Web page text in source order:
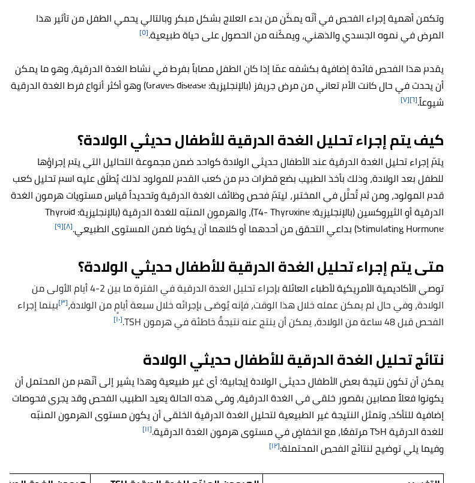
وتكمن أهمية إجراء الفحص في أنّه يمكّن من بدء العلاج بشكل مبكر وبالتالي يحمي الطفل من تأثير هذا
المرض في نموه الجسدي والذهني، ويمكّنه من الحصول على حياة طبيعية.[٥]
يقدم هذا الفحص فائدة إضافية بكشفه عمّا إذا كان الطفل مصاباً بفرط في نشاط الغدة الدرقية، وهو ما يمكن
أن يحدث في حال كانت الأم تعاني من مرض جريفز (بالإنجليزية: Graves disease) وهو أكثر أنواع فرط الغدة الدرقية
شيوعاً.[٦] [٧]
كيف يتم إجراء تحليل الغدة الدرقية للأطفال حديثي الولادة؟
يتمّ إجراء تحليل الغدة الدرقية عند الأطفال حديثي الولادة كواحد ضمن مجموعة التحاليل التي يتم إجراؤها
للطفل بعد الولادة، وذلك بأخذ الطبيب بضع قطرات دم من كعب القدم للمولود لذلك يُطلَق عليه اسم تحليل كعب
قدم المولود، ومن ثم تُحلَّل في المختبر، ليتمّ فحص وظائف الغدة الدرقية وتحديداً قياس مستويات هرمون الغدة
الدرقية أو الثيروكسين (بالإنجليزية: T4- Thyroxine)، والهرمون المنبّه للغدة الدرقية (بالإنجليزية: Thyroid
Stimulating Hormone) بداعي التحقق من أحدهما أو كلاهما أن يكونا ضمن المستوى الطبيعي.
[٨] [٩]
متى يتم إجراء تحليل الغدة الدرقية للأطفال حديثي الولادة؟
توصي الأكاديمية الأمريكية لأطباء العائلة
بإجراء تحليل الغدة الدرقية في الفترة ما بين 2-4 أيام الأولى من
الولادة، وفي حال لم يمكن عمله خلال هذا الوقت، فإنه يُوصَى بإجرائه خلال سبعة أيامٍ من الولادة،[٣] بينما إجراء
الفحص قبل 48 ساعة من الولادة، يمكن أن ينتج عنه نتيجةٌ خاطئة في هرمون TSH.
[١٠]
نتائج تحليل الغدة الدرقية للأطفال حديثي الولادة
يمكن أن تكون نتيجة بعض الأطفال حديثي الولادة إيجابية؛ أي غير طبيعية وهذا يشير إلى أنّهم من المحتمل أن
يكونوا فعلاً مصابين بقصور خلقي في الغدة الدرقية، وفي هذه الحالة يعيد الطبيب الفحص وقد يجري فحوصات
إضافية للتأكد، وتمثل النتيجة غير الطبيعية لتحليل الغدة الدرقية الخلقي أن يكون مستوى الهرمون المنبّه
للغدة الدرقية TSH مرتفعًا، مع انخفاضٍ في مستوى هرمون الغدة الدرقية.
[١١]
وفيما يلي توضيح لنتائج الفحص المحتملة:[١٢]